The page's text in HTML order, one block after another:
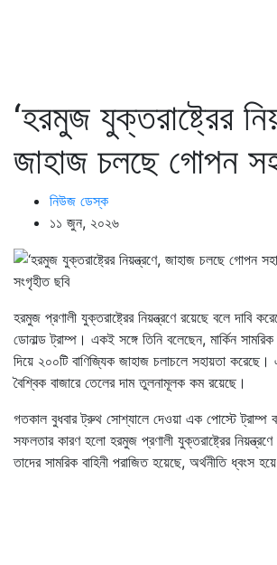
‘হরমুজ যুক্তরাষ্ট্রের
জাহাজ চলছে গোপন
নিউজ ডেস্ক
১১ জুন, ২০২৬
সংগৃহীত ছবি
হরমুজ প্রণালী যুক্তরাষ্ট্রের নিয়ন্ত্রণে রয়েছে বলে দাবি
ডোনাল্ড ট্রাম্প। একই সঙ্গে তিনি বলেছেন, মার্কিন সামরিক
দিয়ে ২০০টি বাণিজ্যিক জাহাজ চলাচলে সহায়তা
বৈশ্বিক বাজারে তেলের দাম তুলনামূলক কম রয়েছে।
গতকাল বুধবার ট্রুথ সোশ্যালে দেওয়া এক পোস্টে ট্রাম্প
সফলতার কারণ হলো হরমুজ প্রণালী যুক্তরাষ্ট্রের
তাদের সামরিক বাহিনী পরাজিত হয়েছে, অর্থনীতি ধ্বংস